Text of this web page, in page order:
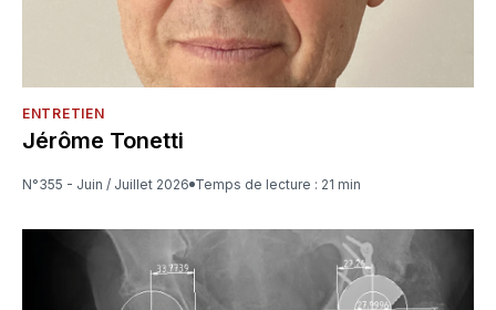
ENTRETIEN
Jérôme Tonetti
N°355 - Juin / Juillet 2026 Temps de lecture : 21 min